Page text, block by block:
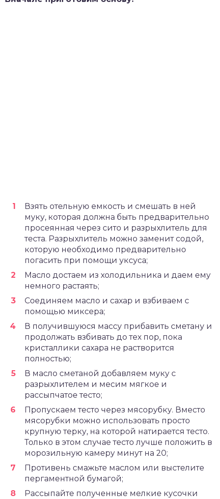
Взять отельную емкость и смешать в ней
муку, которая должна быть предварительно
просеянная через сито и разрыхлитель для
теста. Разрыхлитель можно заменит содой,
которую необходимо предварительно
погасить при помощи уксуса;
Масло достаем из холодильника и даем ему
немного растаять;
Соединяем масло и сахар и взбиваем с
помощью миксера;
В получившуюся массу прибавить сметану и
продолжать взбивать до тех пор, пока
кристаллики сахара не растворится
полностью;
В масло сметаной добавляем муку с
разрыхлителем и месим мягкое и
рассыпчатое тесто;
Пропускаем тесто через мясорубку. Вместо
мясорубки можно использовать просто
крупную терку, на которой натирается тесто.
Только в этом случае тесто лучше положить в
морозильную камеру минут на 20;
Противень смажьте маслом или выстелите
пергаментной бумагой;
Рассыпайте полученные мелкие кусочки